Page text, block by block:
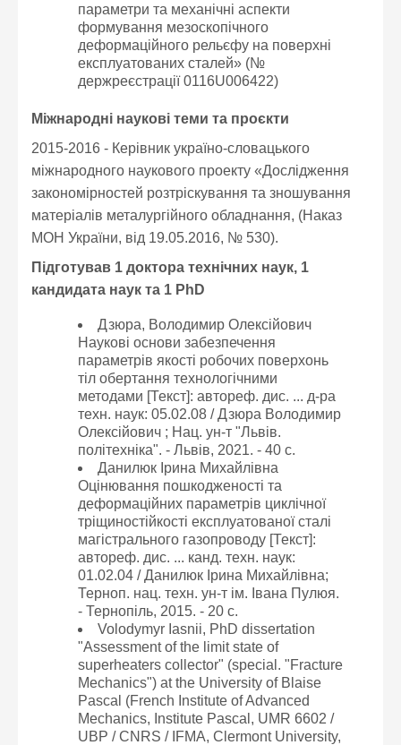
параметри та механічні аспекти
формування мезоскопічного
деформаційного рельєфу на поверхні
експлуатованих сталей» (№
держреєстрації 0116U006422)
Міжнародні наукові теми та проєкти
2015-2016 - Керівник україно-словацького
міжнародного наукового проекту «Дослідження
закономірностей розтріскування та зношування
матеріалів металургійного обладнання, (Наказ
МОН України, від 19.05.2016, № 530).
Підготував 1 доктора технічних наук, 1
кандидата наук та 1 PhD
Дзюра, Володимир Олексійович
Наукові основи забезпечення
параметрів якості робочих поверхонь
тіл обертання технологічними
методами [Текст]: автореф. дис. ... д-ра
техн. наук: 05.02.08 / Дзюра Володимир
Олексійович ; Нац. ун-т "Львів.
політехніка". - Львів, 2021. - 40 с.
Данилюк Ірина Михайлівна
Оцінювання пошкодженості та
деформаційних параметрів циклічної
тріщиностійкості експлуатованої сталі
магістрального газопроводу [Текст]:
автореф. дис. ... канд. техн. наук:
01.02.04 / Данилюк Ірина Михайлівна;
Терноп. нац. техн. ун-т ім. Івана Пулюя.
- Тернопіль, 2015. - 20 с.
Volodymyr Iasnii, PhD dissertation
"Assessment of the limit state of
superheaters collector" (special. "Fracture
Mechanics") at the University of Blaise
Pascal (French Institute of Advanced
Mechanics, Institute Pascal, UMR 6602 /
UBP / CNRS / IFMA, Clermont University,